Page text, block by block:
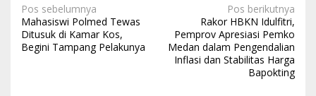
Navigasi
pos
Pos sebelumnya
Mahasiswi Polmed Tewas
Ditusuk di Kamar Kos,
Begini Tampang Pelakunya
Pos berikutnya
Rakor HBKN Idulfitri,
Pemprov Apresiasi Pemko
Medan dalam Pengendalian
Inflasi dan Stabilitas Harga
Bapokting